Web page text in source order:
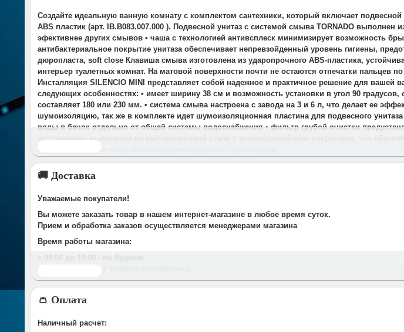
Создайте идеальную ванную комнату с комплектом сантехники, который включает
ABS пластик (арт. IB.B083.007.000 ). Подвесной унитаз с системой смыва TORNADO
эфективнее других смывов • чаша с технологией антивсплеск минимизирует возможность
антибактериальное покрытие унитаза обеспечивает непревзойденный уровень гигиены,
дюропласта, soft close Клавиша смыва изготовлена из ударопрочного ABS-пластика,
интерьер туалетных комнат. На матовой поверхности почти не остаются отпечатки пальцев
Инсталляция SILENCIO MINI представляет собой надежное и практичное решение для
следующих особенностях: • имеет ширину 38 см и возможность установки в угол 90
составляет 180 или 230 мм. • система смыва настроена с завода на 3 и 6 л, что делает ее
шумоизоляцию, так же в комплекте идет шумоизоляционная пластина для подвесного
воды в бачок отдельно от общей системы водоснабжения • фильтр грубой очистки
инсталляции выполнена из высокопрочной стали с антикоррозийным покрытием, что
🚚 Доставка
Уважаемые покупатели!
Вы можете заказать товар в нашем интернет-магазине в любое время суток.
Прием и обработка заказов осуществляется менеджерами магазина
Время работы магазина:
с 09:00 дo 19:00 - по будням
Срок доставки оговаривается при подтверждении заказа.
У компании есть служба доставки, дополнительно мы сотрудничаем со службой такси. Мы
👛 Оплата
Наличный расчет: